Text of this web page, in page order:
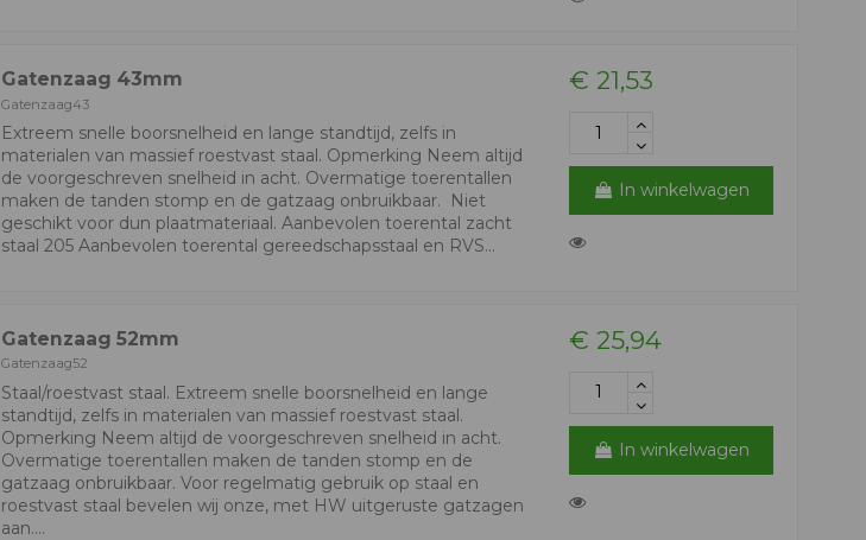
Gatenzaag 43mm
Gatenzaag43
Extreem snelle boorsnelheid en lange standtijd, zelfs in
materialen van massief roestvast staal. Opmerking Neem altijd
de voorgeschreven snelheid in acht. Overmatige toerentallen
maken de tanden stomp en de gatzaag onbruikbaar. Niet
geschikt voor dun plaatmateriaal. Aanbevolen toerental zacht
staal 205 Aanbevolen toerental gereedschapsstaal en RVS...
€ 21,53
In winkelwagen
Gatenzaag 52mm
Gatenzaag52
Staal/roestvast staal. Extreem snelle boorsnelheid en lange
standtijd, zelfs in materialen van massief roestvast staal.
Opmerking Neem altijd de voorgeschreven snelheid in acht.
Overmatige toerentallen maken de tanden stomp en de
gatzaag onbruikbaar. Voor regelmatig gebruik op staal en
roestvast staal bevelen wij onze, met HW uitgeruste gatzagen
aan....
€ 25,94
In winkelwagen